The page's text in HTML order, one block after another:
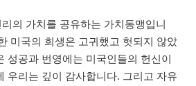
의 가치를 공유하는 가치동맹입니
미국의 희생은 고귀했고 헛되지 않았
성공과 번영에는 미국인들의 헌신이
우리는 깊이 감사합니다. 그리고 자유